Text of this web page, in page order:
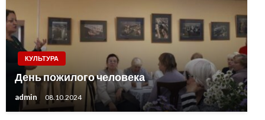
КУЛЬТУРА
День пожилого человека
admin 08.10.2024